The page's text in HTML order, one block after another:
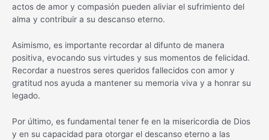
actos de amor y compasión pueden aliviar el sufrimiento del
alma y contribuir a su descanso eterno.
Asimismo, es importante recordar al difunto de manera
positiva, evocando sus virtudes y sus momentos de felicidad.
Recordar a nuestros seres queridos fallecidos con amor y
gratitud nos ayuda a mantener su memoria viva y a honrar su
legado.
Por último, es fundamental tener fe en la misericordia de Dios
y en su capacidad para otorgar el descanso eterno a las